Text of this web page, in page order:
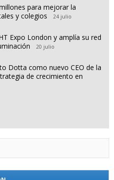
para mejorar la
y colegios
24 julio
Expo London y amplía su red
20 julio
Dotta como nuevo CEO de la
de crecimiento en